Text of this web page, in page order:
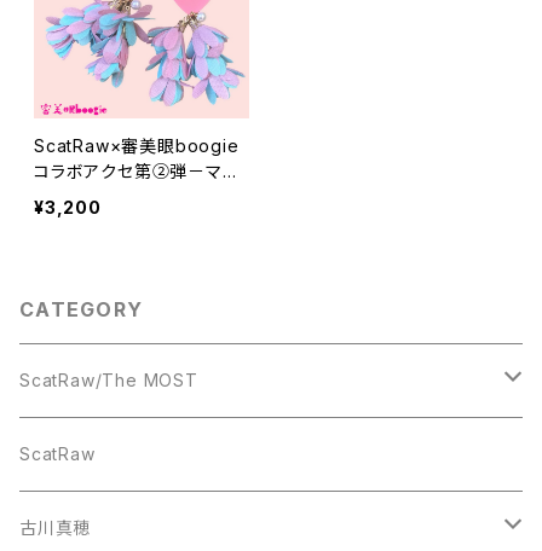
ScatRaw×審美眼boogie
コラボアクセ第②弾－マー
メイド
¥3,200
CATEGORY
ScatRaw/The MOST
CD
ScatRaw
古川真穂